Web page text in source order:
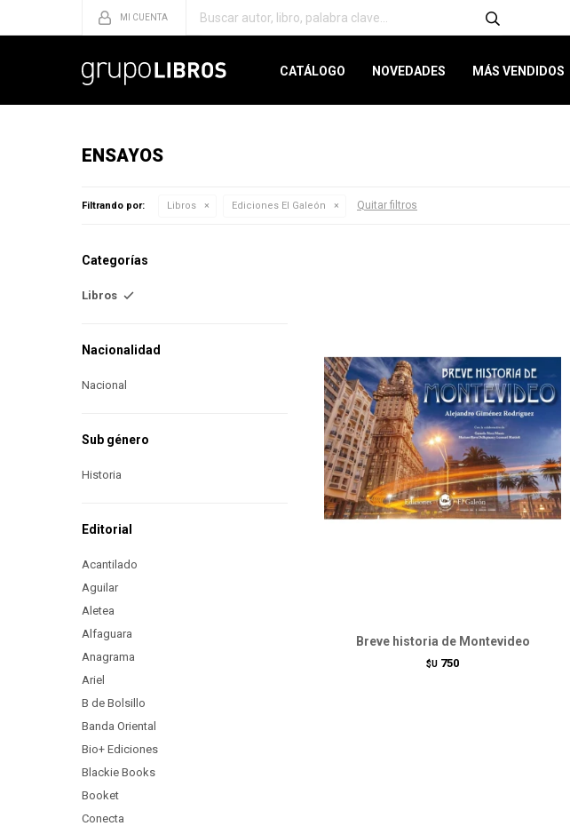
CATÁLOGO NOVEDADES MÁS VENDIDOS
ENSAYOS
Filtrando por: Libros Ediciones El Galeón Quitar filtros
Breve historia de Montevideo
$U 750
Categorías
Libros
Nacionalidad
Nacional
Sub género
Historia
Editorial
Acantilado
Aguilar
Aletea
Alfaguara
Anagrama
Ariel
B de Bolsillo
Banda Oriental
Bio+ Ediciones
Blackie Books
Booket
Conecta